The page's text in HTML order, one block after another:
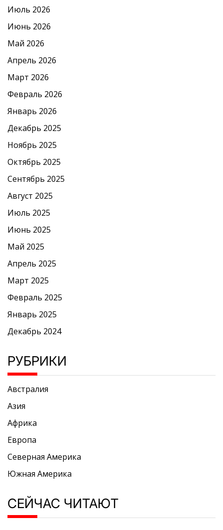
Июль 2026
Июнь 2026
Май 2026
Апрель 2026
Март 2026
Февраль 2026
Январь 2026
Декабрь 2025
Ноябрь 2025
Октябрь 2025
Сентябрь 2025
Август 2025
Июль 2025
Июнь 2025
Май 2025
Апрель 2025
Март 2025
Февраль 2025
Январь 2025
Декабрь 2024
РУБРИКИ
Австралия
Азия
Африка
Европа
Северная Америка
Южная Америка
СЕЙЧАС ЧИТАЮТ